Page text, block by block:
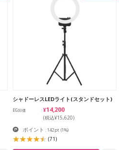
シャドーレスLEDライト(スタンドセット)
EG卸価 ¥14,200
(税込¥15,620)
ポイント : 142pt (1%)
(71)